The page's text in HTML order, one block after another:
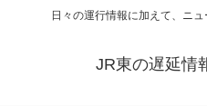
日々の運行情報に加えて、ニ
JR東の遅延情